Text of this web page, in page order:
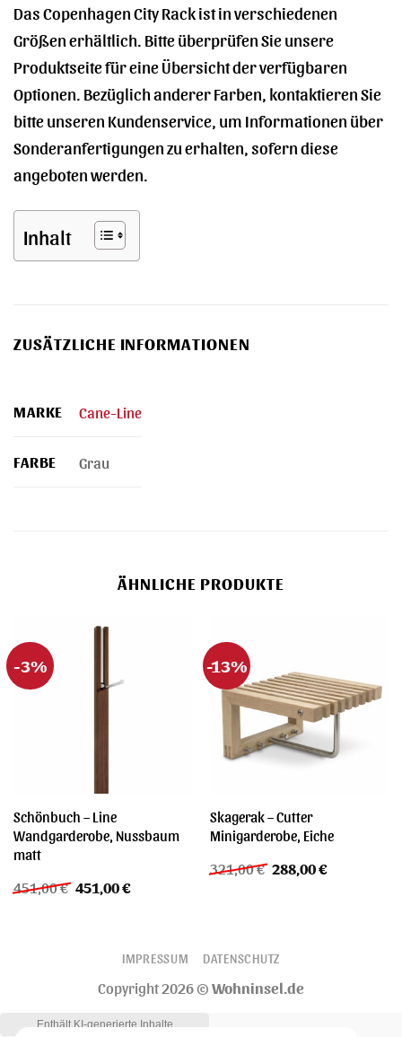
Das Copenhagen City Rack ist in verschiedenen
Größen erhältlich. Bitte überprüfen Sie unsere
Produktseite für eine Übersicht der verfügbaren
Optionen. Bezüglich anderer Farben, kontaktieren Sie
bitte unseren Kundenservice, um Informationen über
Sonderanfertigungen zu erhalten, sofern diese
angeboten werden.
Inhalt
ZUSÄTZLICHE INFORMATIONEN
MARKE Cane-Line
FARBE Grau
ÄHNLICHE PRODUKTE
-3%
Schönbuch – Line
Wandgarderobe, Nussbaum
matt
451,00€ Ursprünglicher
Preis
451,00€Aktueller
-13%
Skagerak – Cutter
Minigarderobe, Eiche
321,00€ Ursprünglicher
Preis
288,00€Aktueller
IMPRESSUM DATENSCHUTZ
Copyright 2026 ©Wohninsel.de